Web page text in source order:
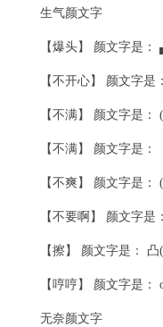
生气颜文字
【爆头】 颜文字是
【不开心】 颜文字是
【不满】 颜文字是：
【不满】 颜文字是：
【不爽】 颜文字是：
【不要啊】 颜文字是
【擦】 颜文字是：
【哼哼】 颜文字是：
无奈颜文字